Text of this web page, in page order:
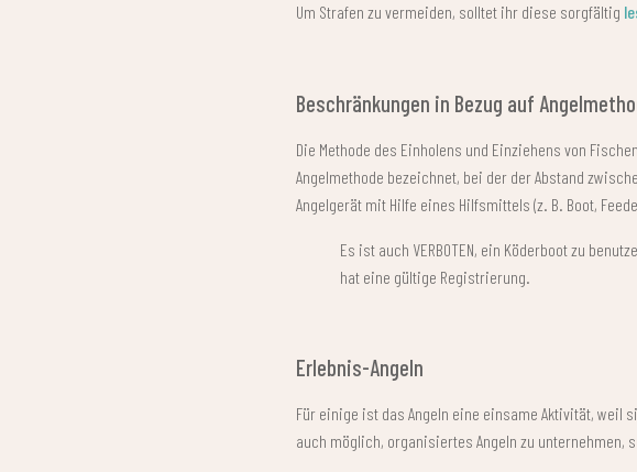
Um Strafen zu vermeiden, solltet ihr diese sorgfältig
Beschränkungen in Bezug auf
Die Methode des Einholens und Einziehens von
Angelmethode bezeichnet, bei der der Abstand
Angelgerät mit Hilfe eines Hilfsmittels (z. B. Boot,
Es ist auch VERBOTEN, ein Köderboot zu
hat eine gültige Registrierung.
Erlebnis-Angeln
Für einige ist das Angeln eine einsame Aktivität, weil
auch möglich, organisiertes Angeln zu unternehmen,